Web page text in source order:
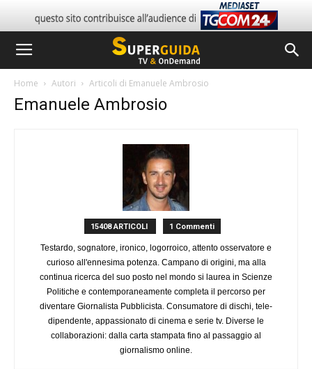
Home Autori Articoli di Emanuele Ambrosio
Emanuele Ambrosio
15408 ARTICOLI 1 Commenti
Testardo, sognatore, ironico, logorroico, attento osservatore e
curioso all'ennesima potenza. Campano di origini, ma alla
continua ricerca del suo posto nel mondo si laurea in Scienze
Politiche e contemporaneamente completa il percorso per
diventare Giornalista Pubblicista. Consumatore di dischi, tele-
dipendente, appassionato di cinema e serie tv. Diverse le
collaborazioni: dalla carta stampata fino al passaggio al
giornalismo online.